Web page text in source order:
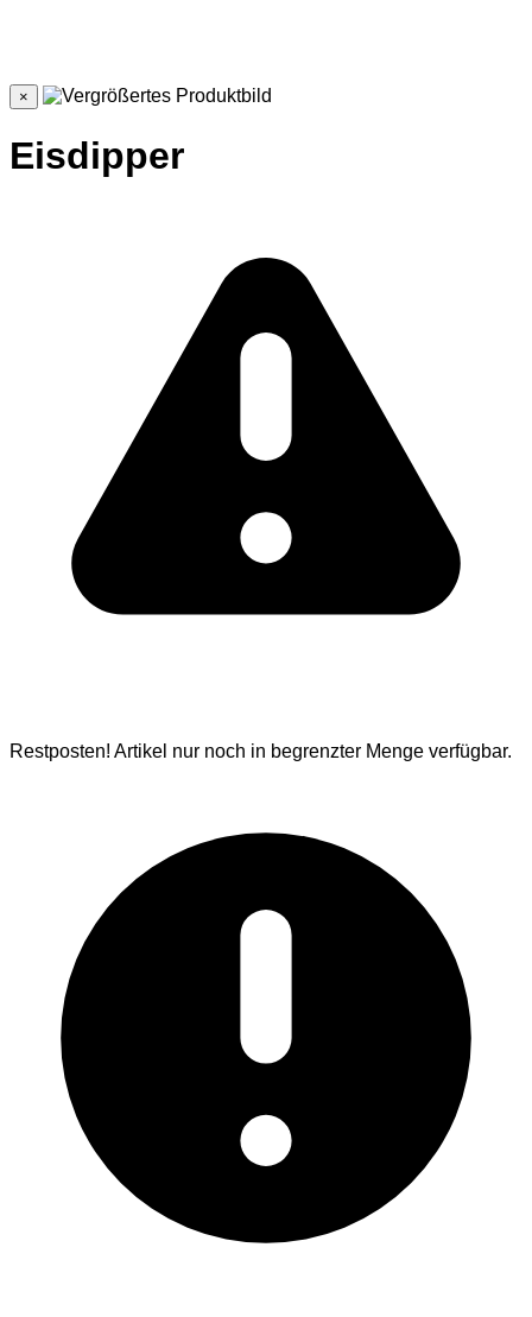
×
Eisdipper
Restposten! Artikel nur noch in begrenzter Menge verfügbar.